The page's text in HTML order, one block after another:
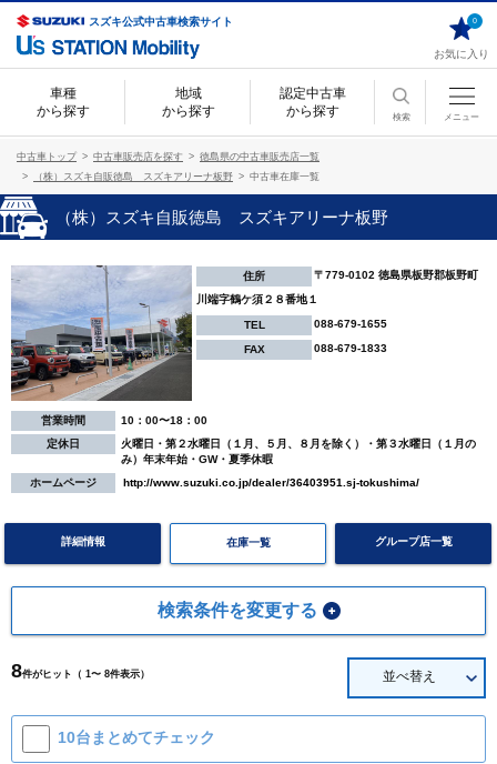
スズキ公式中古車検索サイト
お気に入り
0
車種
から探す
地域
から探す
認定中古車
から探す
検索 メニュー
中古車トップ 中古車販売店を探す
徳島県の中古車販売店一覧
（株）スズキ自販徳島 スズキアリーナ板野
中古車在庫一覧
（株）スズキ自販徳島 スズキアリーナ板野
住所 〒779-0102 徳島県板野郡板野町
川端字鶴ケ須２８番地１
TEL 088-679-1655
FAX 088-679-1833
営業時間
10：00〜18：00
定休日
火曜日・第２水曜日（１月、５月、８月を除く）・第３水曜日（１月の
み）年末年始・GW・夏季休暇
ホームページ
http://www.suzuki.co.jp/dealer/36403951.sj-tokushima/
詳細情報 在庫一覧 グループ店一覧
検索条件を変更する
8件がヒット（ 1〜 8件表示） 並べ替え
10台まとめてチェック